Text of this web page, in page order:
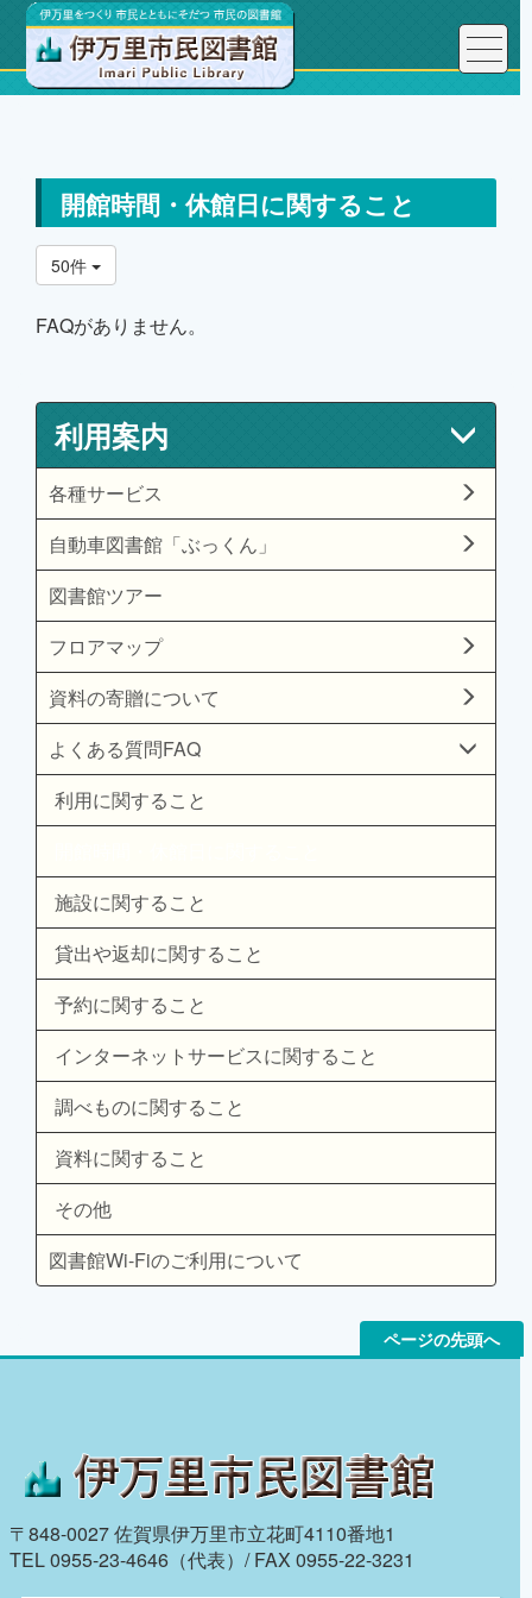
トップページ 利用案内
よくある質問FAQ
開館時間・休館日に関すること
開館時間・休館日に関すること
50件
FAQがありません。
利用案内
各種サービス
自動車図書館「ぶっくん」
図書館ツアー
フロアマップ
資料の寄贈について
よくある質問FAQ
利用に関すること
施設に関すること
貸出や返却に関すること
予約に関すること
インターネットサービスに関すること
調べものに関すること
資料に関すること
その他
図書館Wi-Fiのご利用について
ページの先頭へ
〒848-0027 佐賀県伊万里市立花町4110番地1
TEL 0955-23-4646（代表）/ FAX 0955-22-3231